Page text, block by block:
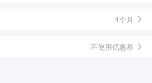
1个月
不使用优惠券